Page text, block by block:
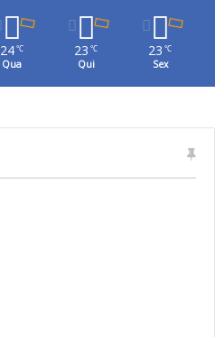
24℃
Qua
23 ℃
Qui
23 ℃
Sex